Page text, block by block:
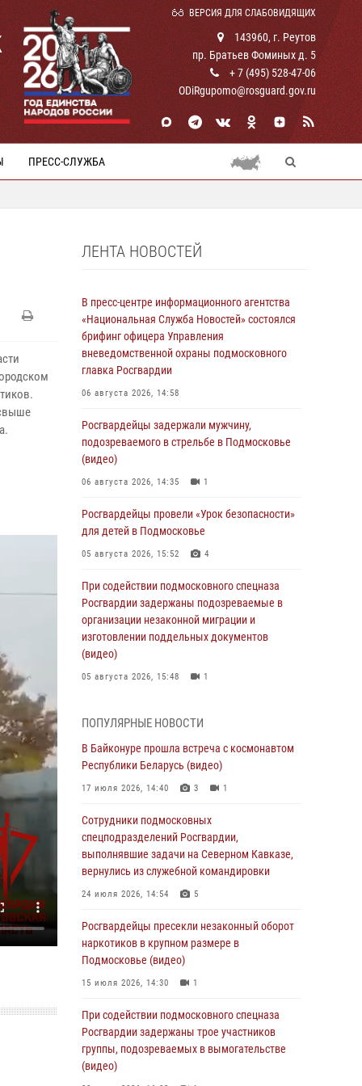
ВЕРСИЯ ДЛЯ СЛАБОВИДЯЩИХ
143960, г. Реутов
пр. Братьев Фоминых д. 5
+ 7 (495) 528-47-06
ODiRgupomo@rosguard.gov.ru
ПРЕСС-СЛУЖБА
ЛЕНТА НОВОСТЕЙ
В пресс-центре информационного агентства
«Национальная Служба Новостей» состоялся
брифинг офицера Управления
вневедомственной охраны подмосковного
главка Росгвардии
06 августа 2026, 14:58
Росгвардейцы задержали мужчину,
подозреваемого в стрельбе в Подмосковье
(видео)
06 августа 2026, 14:35 1
Росгвардейцы провели «Урок безопасности»
для детей в Подмосковье
05 августа 2026, 15:52 4
При содействии подмосковного спецназа
Росгвардии задержаны подозреваемые в
организации незаконной миграции и
изготовлении поддельных документов
(видео)
05 августа 2026, 15:48 1
супермаркета в Подмосковье (видео)
03 августа 2026, 15:32 1
Росгвардейцы пресекли кражу сантехники,
Подмосковье (видео)
03 августа 2026, 15:08 1
В Подмосковье отметили годовщину со Дня
образования ОМОН «Пересвет»
Офицер подмосковного главка Росгвардии
стал гостем эфира «Радио 1»
01 августа 2026, 17:57
Росгвардейцы задержали рецидивиста,
подозреваемого в краже на крупную сумму в
Подмосковье
31 июля 2026, 13:00
ПОПУЛЯРНЫЕ НОВОСТИ
В Байконуре прошла встреча с космонавтом
Республики Беларусь (видео)
17 июля 2026, 14:40 3 1
Сотрудники подмосковных
спецподразделений Росгвардии,
выполнявшие задачи на Северном Кавказе,
вернулись из служебной командировки
24 июля 2026, 14:54 5
Росгвардейцы пресекли незаконный оборот
наркотиков в крупном размере в
Подмосковье (видео)
15 июля 2026, 14:30 1
При содействии подмосковного спецназа
Росгвардии задержаны трое участников
группы, подозреваемых в вымогательстве
(видео)